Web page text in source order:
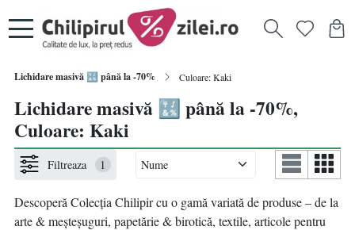
Lichidare masivă 🔣 până la -70% Culoare: Kaki
Lichidare masivă 🔣 până la -70%,
Culoare: Kaki
Filtreaza 1
Descoperă Colecția Chilipircu o gamă variată de produse – de la
arte & meșteșuguri, papetărie & birotică, textile, articole pentru